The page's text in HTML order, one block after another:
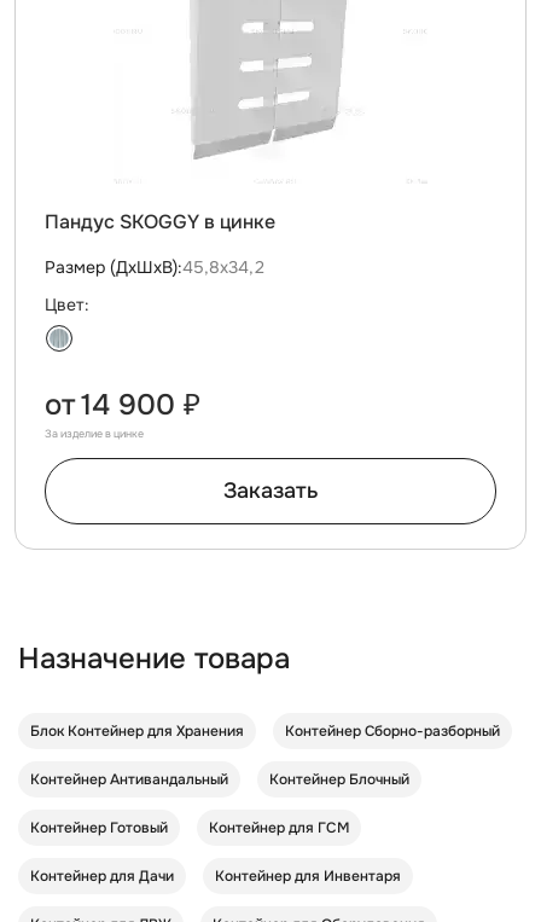
Пандус SKOGGY в цинке
Размер (ДxШxВ):45,8х34,2
Цвет:
от14 900 ₽
За изделие в цинке
Заказать
Назначение товара
Блок Контейнер для Хранения Контейнер Cборно-разборный
Контейнер Антивандальный Контейнер Блочный
Контейнер Готовый Контейнер для ГСМ
Контейнер для Дачи Контейнер для Инвентаря